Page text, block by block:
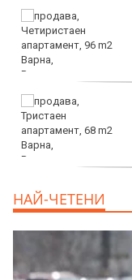
НАЙ-ЧЕТЕНИ